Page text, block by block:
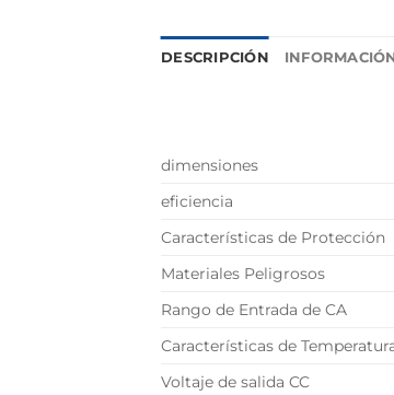
DESCRIPCIÓN
dimensiones
eficiencia
Características de Protección
Materiales Peligrosos
Rango de Entrada de CA
Características de
Voltaje de salida CC